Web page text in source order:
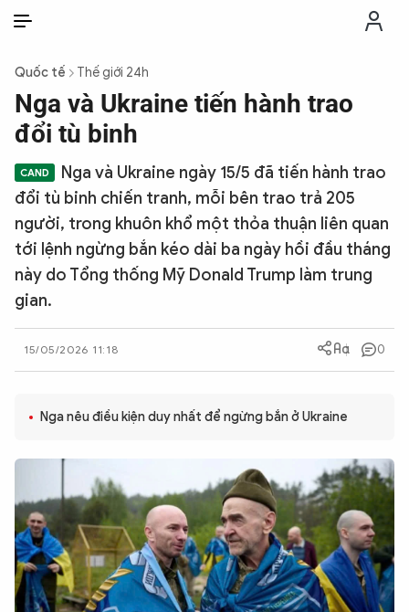
THỜI SỰ
CÔNG AN TRONG LÒNG DÂN
XÃ HỘI
CÔNG NGHỆ
VĂN HÓA - THỂ THAO
BẠN ĐỌC & CAND
ĐA PHƯƠNG TIỆN
Quốc tế Thế giới 24h
Nga và Ukraine tiến hành trao
đổi tù binh
Nga và Ukraine ngày 15/5 đã tiến hành trao
đổi tù binh chiến tranh, mỗi bên trao trả 205
người, trong khuôn khổ một thỏa thuận liên quan
tới lệnh ngừng bắn kéo dài ba ngày hồi đầu tháng
này do Tổng thống Mỹ Donald Trump làm trung
gian.
15/05/2026 11:18 0
Nga nêu điều kiện duy nhất để ngừng bắn ở Ukraine